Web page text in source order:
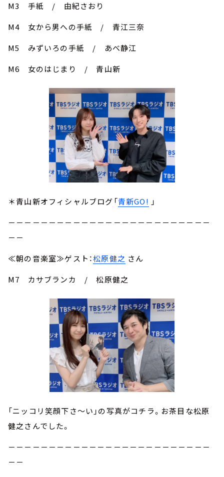
M3 手紙 / 由紀さおり
M4 女から男への手紙 / 青江三奈
M5 みずいろの手紙 / あべ静江
M6 女のはじまり / 青山新
＊青山新オフィシャルブログ「青新GO! 」
－－－－－－－－－－－－－－－－－－－－－－－－－
－－
≪朝の音楽室≫ゲスト：松原健之 さん
M7 カサブランカ / 松原健之
「ニッコリ笑顔下さ～い」の写真がコチラ。お茶目な松原
健之さんでした。
－－－－－－－－－－－－－－－－－－－－－－－－－
－－